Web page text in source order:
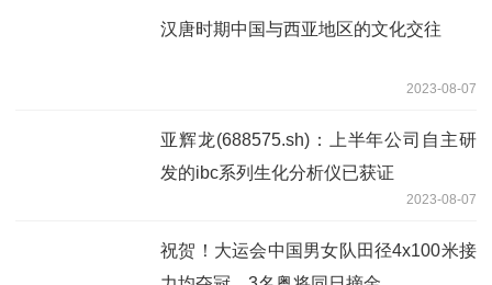
汉唐时期中国与西亚地区的文化交往
2023-08-07
亚辉龙(688575.sh)：上半年公司自主研
发的ibc系列生化分析仪已获证
2023-08-07
祝贺！大运会中国男女队田径4x100米接